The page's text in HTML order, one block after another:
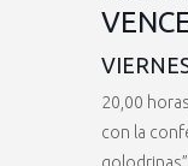
20,00
con la